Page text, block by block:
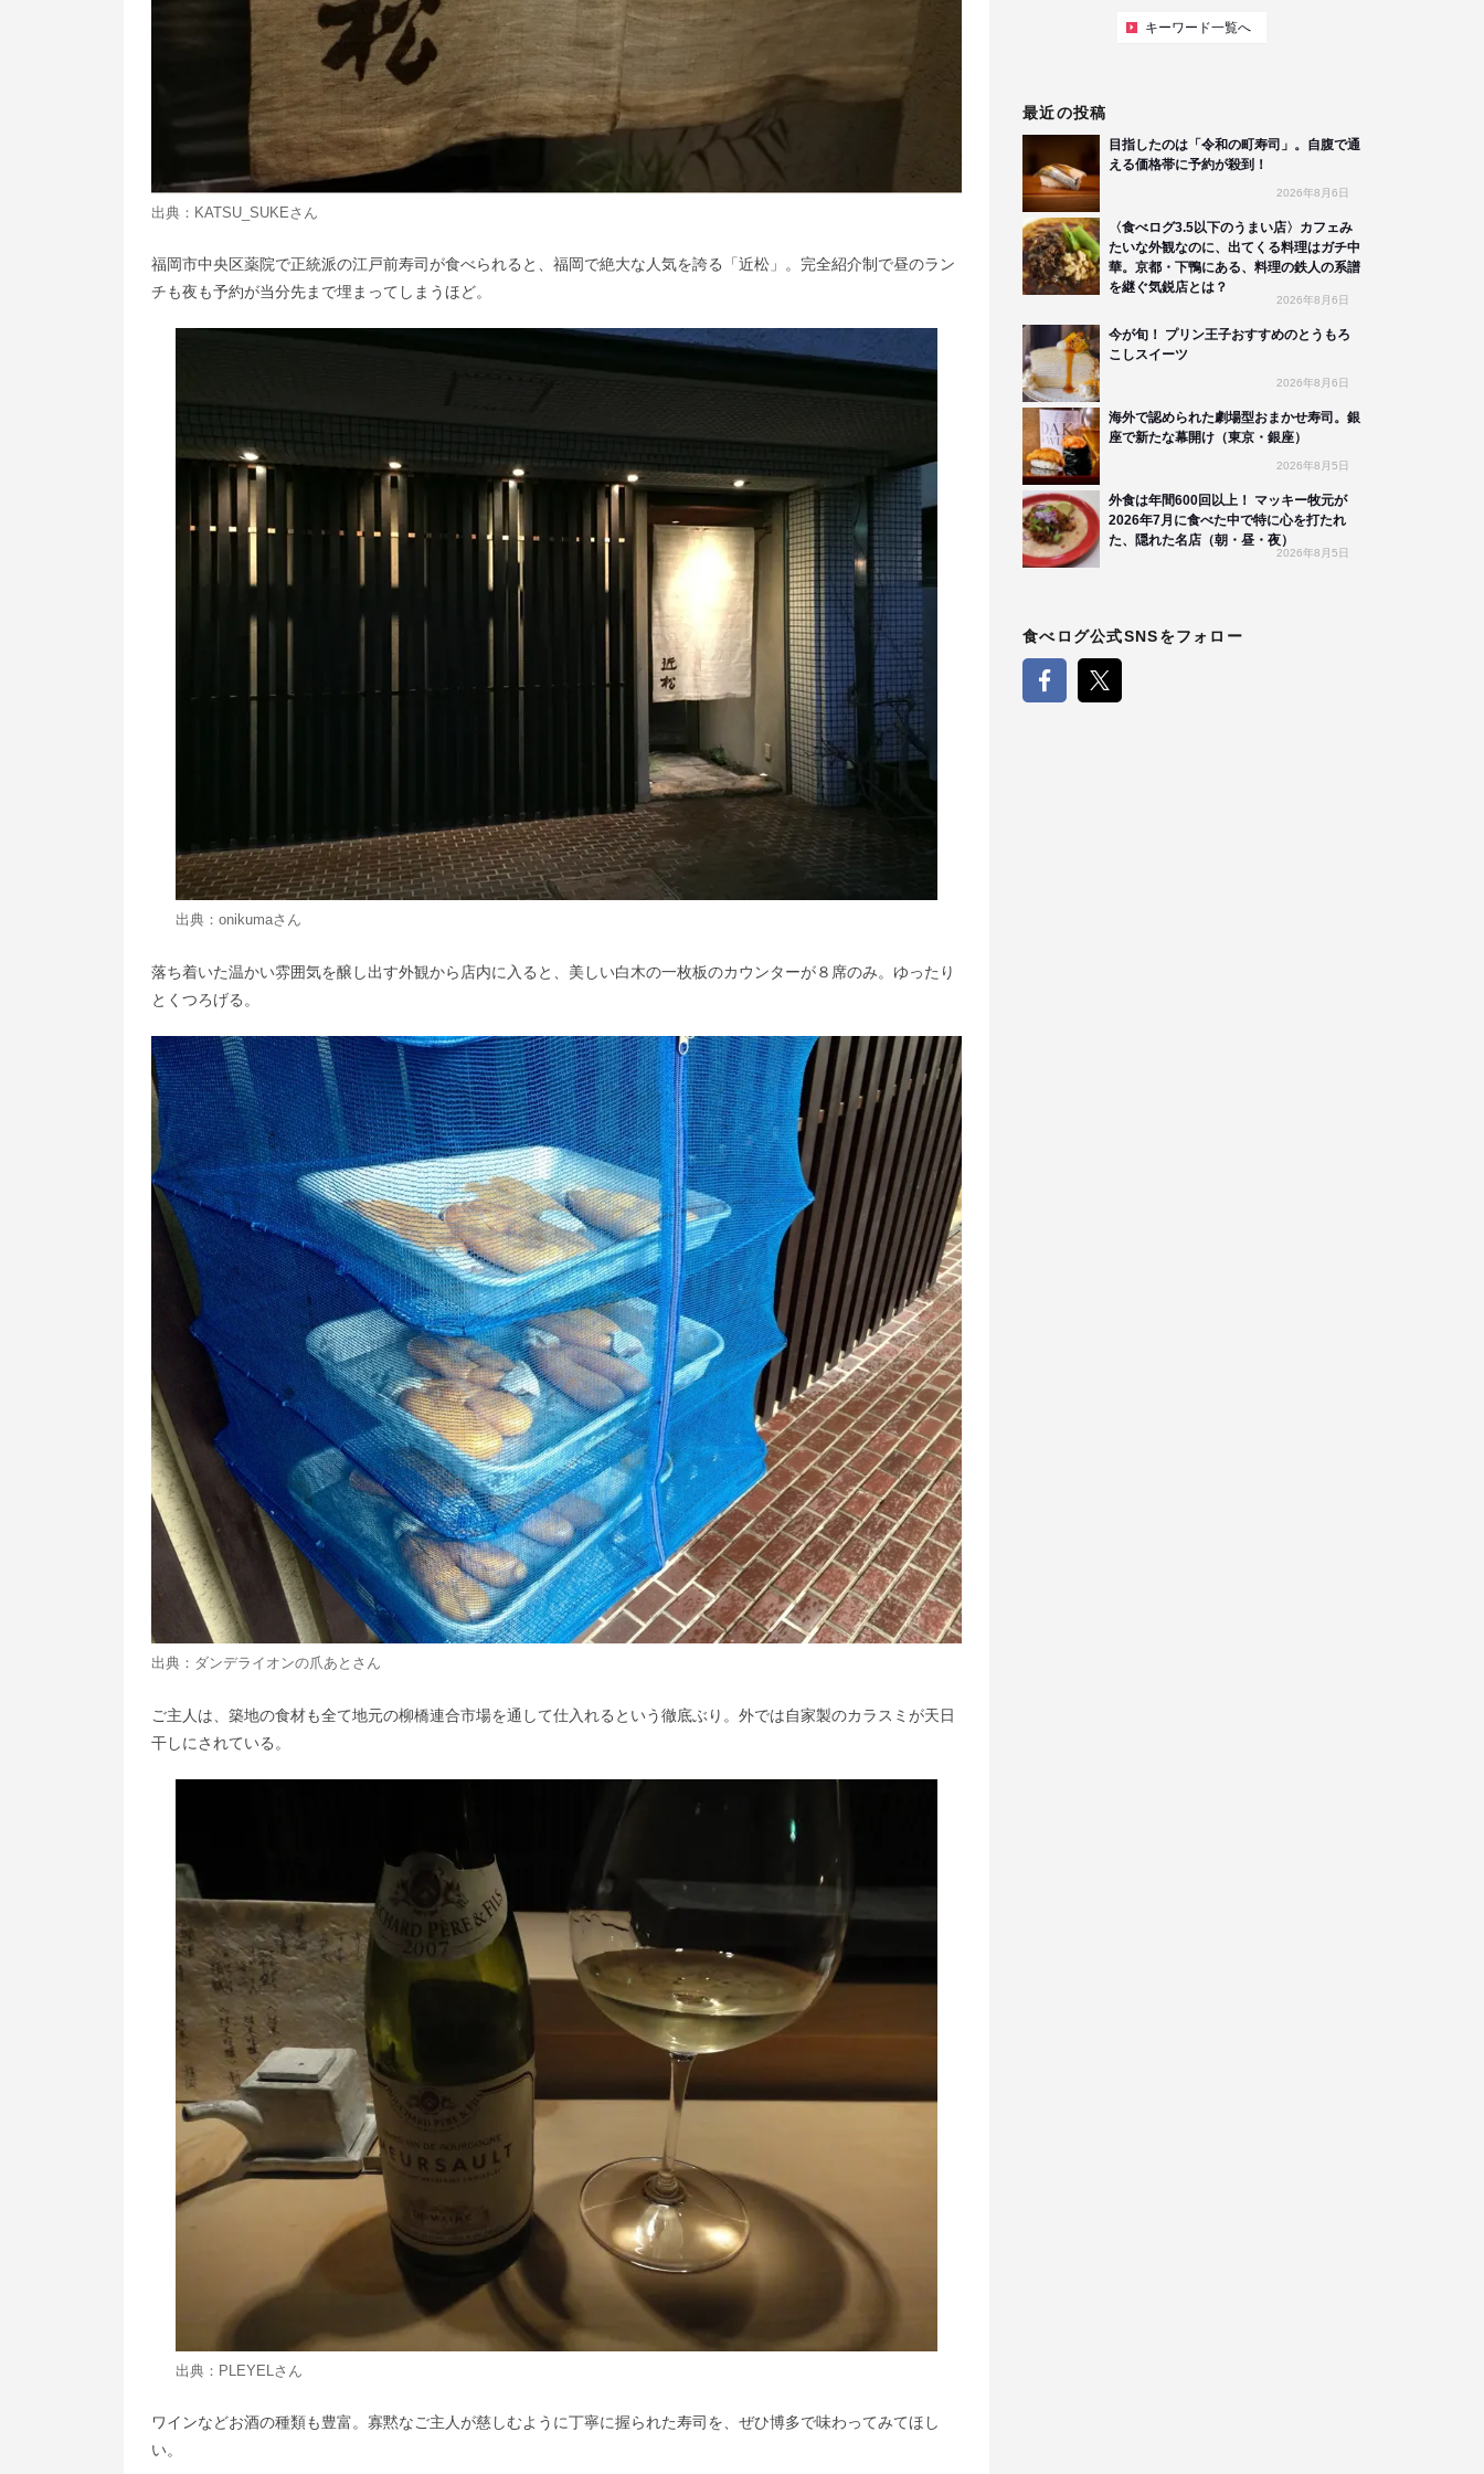
出典： KATSU_SUKEさん
福岡市中央区薬院で正統派の江戸前寿司が食べられると、福岡で絶大な人気を誇る「近松」。完全紹介制で昼のラン
チも夜も予約が当分先まで埋まってしまうほど。
出典： onikumaさん
落ち着いた温かい雰囲気を醸し出す外観から店内に入ると、美しい白木の一枚板のカウンターが８席のみ。ゆったり
とくつろげる。
出典： ダンデライオンの爪あと さん
ご主人は、築地の食材も全て地元の柳橋連合市場を通して仕入れるという徹底ぶり。外では自家製のカラスミが天日
干しにされている。
出典： PLEYEL さん
ワインなどお酒の種類も豊富。寡黙なご主人が慈しむように丁寧に握られた寿司を、ぜひ博多で味わってみてほし
い。
キーワード一覧へ
最近の投稿
目指したのは「令和の町寿司」。自腹で通
える価格帯に予約が殺到！
2026年8月6日
〈食べログ3.5以下のうまい店〉カフェみ
たいな外観なのに、出てくる料理はガチ中
華。京都・下鴨にある、料理の鉄人の系譜
を継ぐ気鋭店とは？
2026年8月6日
今が旬！ プリン王子おすすめのとうもろ
こしスイーツ
2026年8月6日
海外で認められた劇場型おまかせ寿司。銀
座で新たな幕開け（東京・銀座）
2026年8月5日
外食は年間600回以上！ マッキー牧元が
2026年7月に食べた中で特に心を打たれ
た、隠れた名店（朝・昼・夜）
2026年8月5日
食べログ公式SNSをフォロー